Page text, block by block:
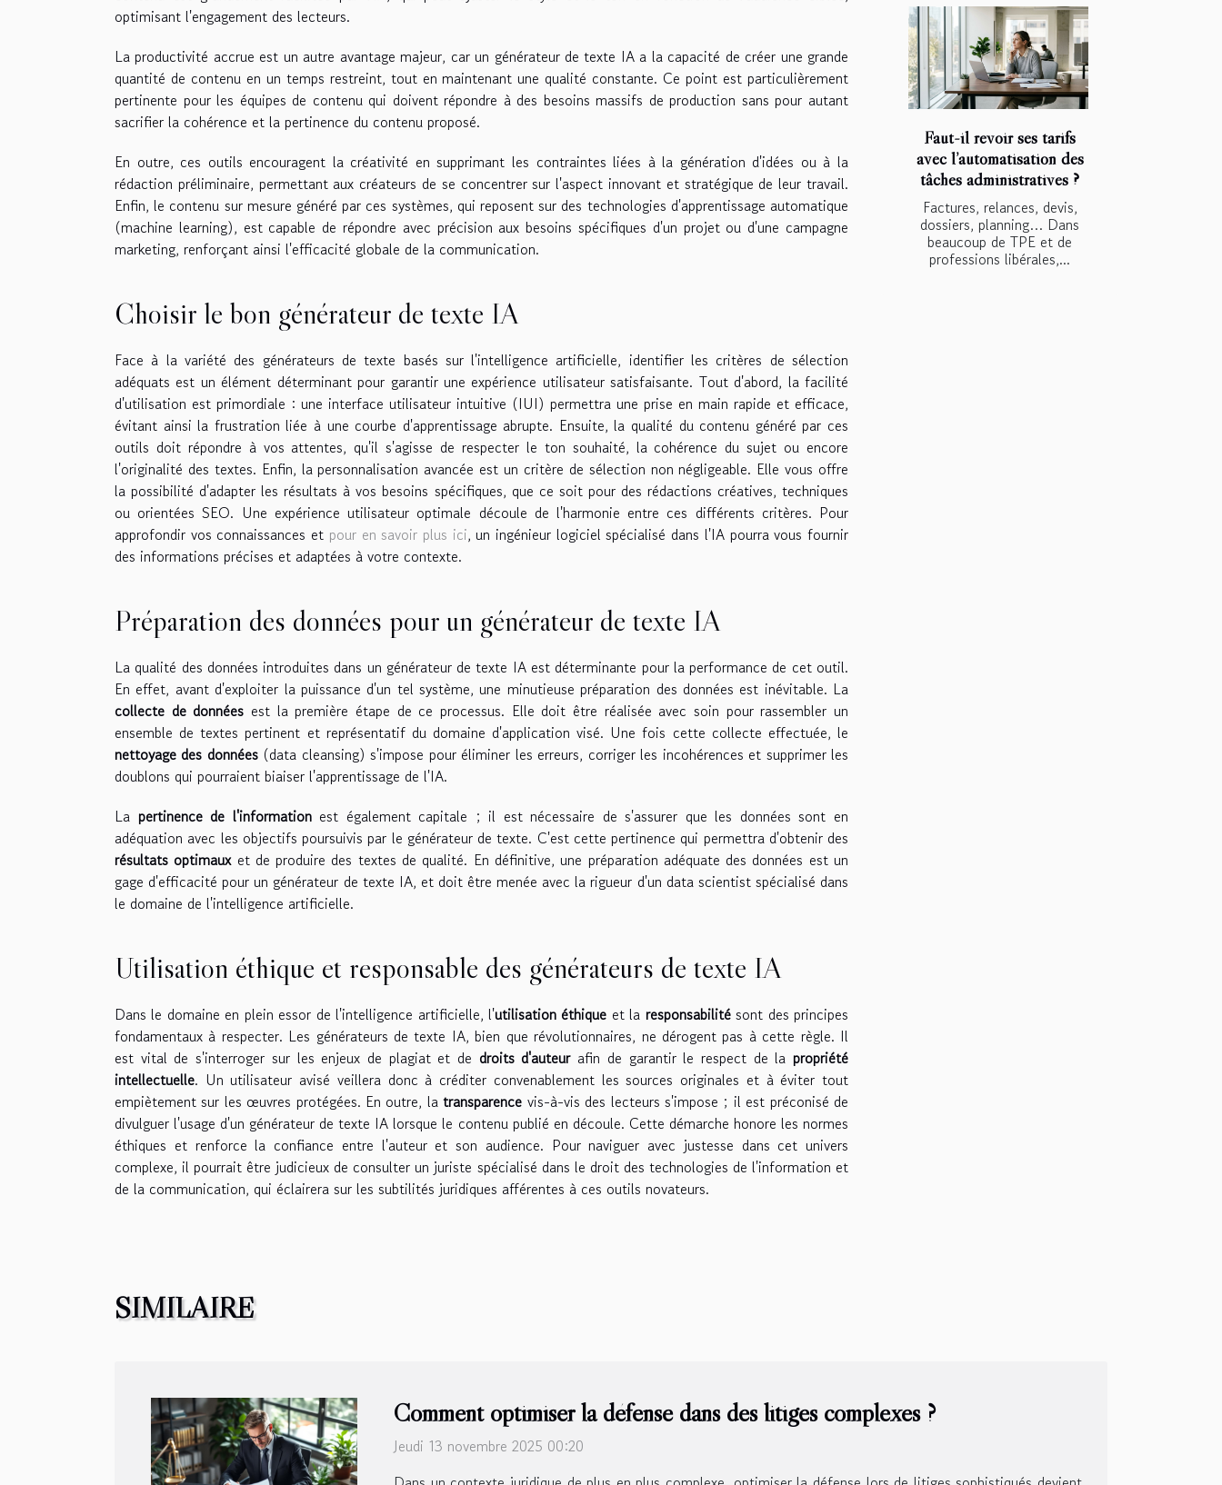
optimisant l'engagement des lecteurs.
La productivité accrue est un autre avantage majeur, car un générateur de texte IA a la capacité de créer une grande
quantité de contenu en un temps restreint, tout en maintenant une qualité constante. Ce point est particulièrement
pertinente pour les équipes de contenu qui doivent répondre à des besoins massifs de production sans pour autant
sacrifier la cohérence et la pertinence du contenu proposé.
En outre, ces outils encouragent la créativité en supprimant les contraintes liées à la génération d'idées ou à la
rédaction préliminaire, permettant aux créateurs de se concentrer sur l'aspect innovant et stratégique de leur travail.
Enfin, le contenu sur mesure généré par ces systèmes, qui reposent sur des technologies d'apprentissage automatique
(machine learning), est capable de répondre avec précision aux besoins spécifiques d'un projet ou d'une campagne
marketing, renforçant ainsi l'efficacité globale de la communication.
Choisir le bon générateur de texte IA
Face à la variété des générateurs de texte basés sur l'intelligence artificielle, identifier les critères de sélection
adéquats est un élément déterminant pour garantir une expérience utilisateur satisfaisante. Tout d'abord, la facilité
d'utilisation est primordiale : une interface utilisateur intuitive (IUI) permettra une prise en main rapide et efficace,
évitant ainsi la frustration liée à une courbe d'apprentissage abrupte. Ensuite, la qualité du contenu généré par ces
outils doit répondre à vos attentes, qu'il s'agisse de respecter le ton souhaité, la cohérence du sujet ou encore
l'originalité des textes. Enfin, la personnalisation avancée est un critère de sélection non négligeable. Elle vous offre
la possibilité d'adapter les résultats à vos besoins spécifiques, que ce soit pour des rédactions créatives, techniques
ou orientées SEO. Une expérience utilisateur optimale découle de l'harmonie entre ces différents critères. Pour
approfondir vos connaissances et pour en savoir plus ici, un ingénieur logiciel spécialisé dans l'IA pourra vous fournir
des informations précises et adaptées à votre contexte.
Préparation des données pour un générateur de texte IA
La qualité des données introduites dans un générateur de texte IA est déterminante pour la performance de cet outil.
En effet, avant d'exploiter la puissance d'un tel système, une minutieuse préparation des données est inévitable. La
collecte de données est la première étape de ce processus. Elle doit être réalisée avec soin pour rassembler un
ensemble de textes pertinent et représentatif du domaine d'application visé. Une fois cette collecte effectuée, le
nettoyage des données(data cleansing) s'impose pour éliminer les erreurs, corriger les incohérences et supprimer les
doublons qui pourraient biaiser l'apprentissage de l'IA.
La pertinence de l'informationest également capitale ; il est nécessaire de s'assurer que les données sont en
adéquation avec les objectifs poursuivis par le générateur de texte. C'est cette pertinence qui permettra d'obtenir des
résultats optimauxet de produire des textes de qualité. En définitive, une préparation adéquate des données est un
gage d'efficacité pour un générateur de texte IA, et doit être menée avec la rigueur d'un data scientist spécialisé dans
le domaine de l'intelligence artificielle.
Utilisation éthique et responsable des générateurs de texte IA
Dans le domaine en plein essor de l'intelligence artificielle, l'utilisation éthique et la responsabilitésont des principes
fondamentaux à respecter. Les générateurs de texte IA, bien que révolutionnaires, ne dérogent pas à cette règle. Il
est vital de s'interroger sur les enjeux de plagiat et de droits d'auteurafin de garantir le respect de lapropriété
intellectuelle. Un utilisateur avisé veillera donc à créditer convenablement les sources originales et à éviter tout
empiètement sur les œuvres protégées. En outre, latransparence vis-à-vis des lecteurs s'impose ; il est préconisé de
divulguer l'usage d'un générateur de texte IA lorsque le contenu publié en découle. Cette démarche honore les normes
éthiques et renforce la confiance entre l'auteur et son audience. Pour naviguer avec justesse dans cet univers
complexe, il pourrait être judicieux de consulter un juriste spécialisé dans le droit des technologies de l'information et
de la communication, qui éclairera sur les subtilités juridiques afférentes à ces outils novateurs.
Faut-il revoir ses tarifs
avec l’automatisation des
tâches administratives ?
Factures, relances, devis,
dossiers, planning… Dans
beaucoup de TPE et de
professions libérales,...
SIMILAIRE
Comment optimiser la défense dans des litiges complexes ?
Jeudi 13 novembre 2025 00:20